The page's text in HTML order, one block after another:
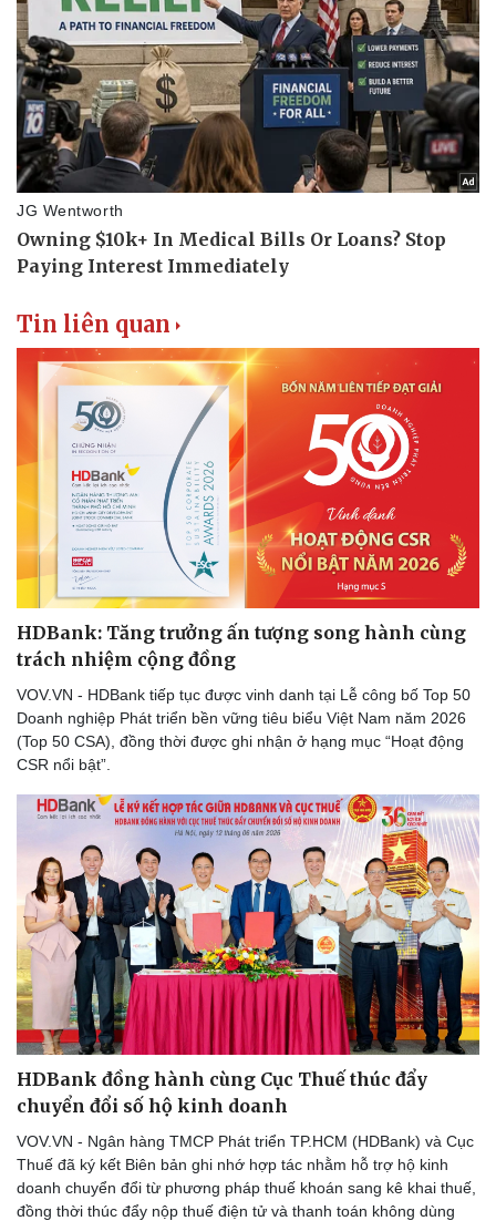
Doanh nghiệp
Thông tin doanh nghiệp
Doanh nghiệp 24h
Doanh nhân
Vì cộng đồng
Công nghệ
Sành điệu
Tin Công nghệ
Trải nghiệm
Tin liên quan
HDBank: Tăng trưởng ấn tượng song hành cùng
trách nhiệm cộng đồng
VOV.VN - HDBank tiếp tục được vinh danh tại Lễ công bố Top 50
Doanh nghiệp Phát triển bền vững tiêu biểu Việt Nam năm 2026
(Top 50 CSA), đồng thời được ghi nhận ở hạng mục “Hoạt động
CSR nổi bật”.
HDBank đồng hành cùng Cục Thuế thúc đẩy
chuyển đổi số hộ kinh doanh
VOV.VN - Ngân hàng TMCP Phát triển TP.HCM (HDBank) và Cục
Thuế đã ký kết Biên bản ghi nhớ hợp tác nhằm hỗ trợ hộ kinh
doanh chuyển đổi từ phương pháp thuế khoán sang kê khai thuế,
đồng thời thúc đẩy nộp thuế điện tử và thanh toán không dùng